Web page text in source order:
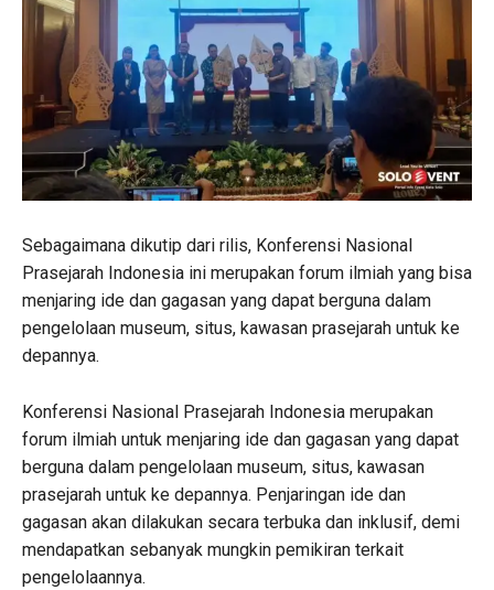
Sebagaimana dikutip dari rilis, Konferensi Nasional
Prasejarah Indonesia ini merupakan forum ilmiah yang bisa
menjaring ide dan gagasan yang dapat berguna dalam
pengelolaan museum, situs, kawasan prasejarah untuk ke
depannya.
Konferensi Nasional Prasejarah Indonesia merupakan
forum ilmiah untuk menjaring ide dan gagasan yang dapat
berguna dalam pengelolaan museum, situs, kawasan
prasejarah untuk ke depannya. Penjaringan ide dan
gagasan akan dilakukan secara terbuka dan inklusif, demi
mendapatkan sebanyak mungkin pemikiran terkait
pengelolaannya.